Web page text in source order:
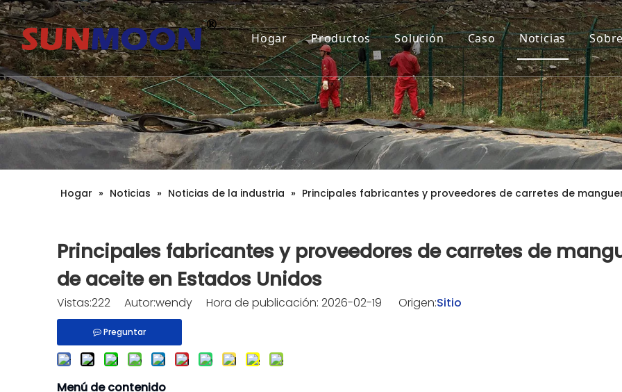
Hogar Productos Solución Caso Noticias
Hogar » Noticias » Noticias de la industria » Principales fabricantes y proveedores de carretes de
Principales fabricantes y proveedores de carretes de
de aceite en Estados Unidos
Vistas:222 Autor:wendy Hora de publicación: 2026-02-19 Origen:Sitio
Preguntar
Menú de contenido